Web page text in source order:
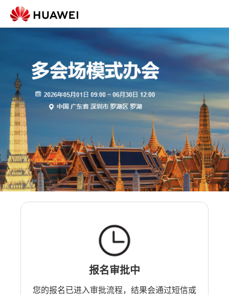
报名审批中
您的报名已进入审批流程，结果会通过短信或